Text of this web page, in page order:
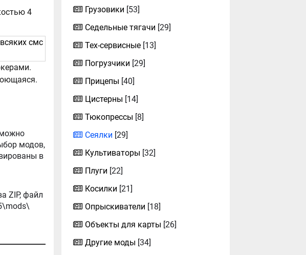
4
смс
в
ZIP, файл
Грузовики [53]
Седельные тягачи [29]
Тех-сервисные [13]
Погрузчики [29]
Прицепы [40]
Цистерны [14]
Тюкопрессы [8]
Сеялки [29]
Культиваторы [32]
Плуги [22]
Косилки [21]
Опрыскиватели [18]
Объекты для карты [26]
Другие моды [34]